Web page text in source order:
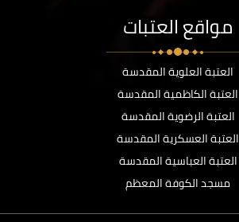
مواقع العتبات
العتبة العلوية المقدسة
العتبة الكاظمية المقدسة
العتبة الرضوية المقدسة
العتبة العسكرية المقدسة
العتبة العباسية المقدسة
مسجد الكوفة المعظم